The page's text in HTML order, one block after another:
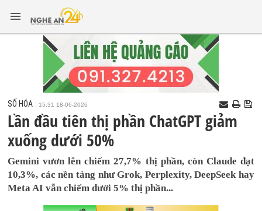
SỐ HÓA 15:31 18-06-2026
Lần đầu tiên thị phần ChatGPT giảm
xuống dưới 50%
Gemini vươn lên chiếm 27,7% thị phần, còn Claude đạt
10,3%, các nền tảng như Grok, Perplexity, DeepSeek hay
Meta AI vẫn chiếm dưới 5% thị phần...